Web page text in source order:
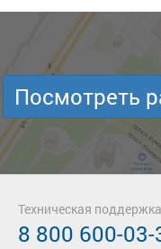
Посмотреть
Техническая
8 800 600-03-